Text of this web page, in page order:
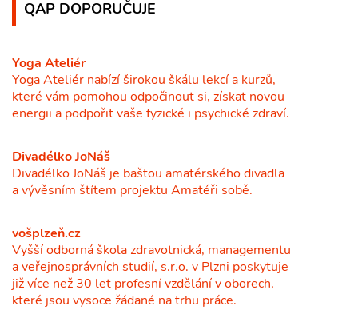
QAP DOPORUČUJE
Yoga Ateliér
Yoga Ateliér nabízí širokou škálu lekcí a kurzů,
které vám pomohou odpočinout si, získat novou
energii a podpořit vaše fyzické i psychické zdraví.
Divadélko JoNáš
Divadélko JoNáš je baštou amatérského divadla
a vývěsním štítem projektu Amatéři sobě.
vošplzeň.cz
Vyšší odborná škola zdravotnická, managementu
a veřejnosprávních studií, s.r.o. v Plzni poskytuje
již více než 30 let profesní vzdělání v oborech,
které jsou vysoce žádané na trhu práce.